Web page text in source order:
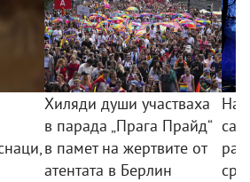
Хиляди души участваха
в парада „Прага Прайд“
в памет на жертвите от
атентата в Берлин
са